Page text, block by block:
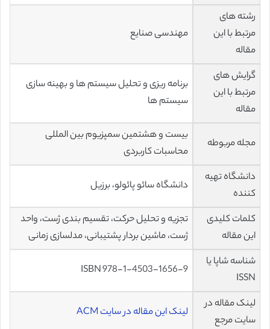
رشته های
مرتبط با این
مقاله
مهندسی صنایع
گرایش های
مرتبط با این
مقاله
برنامه ریزی و تحلیل سیستم ها و بهینه سازی
سیستم ها
مجله مربوطه
بیست و هشتمین سمپزیوم بین المللی
محاسبات کاربردی
دانشگاه تهیه
کننده
دانشگاه سائو پائولو، برزیل
کلمات کلیدی
این مقاله
تجزیه و تحلیل حرکت، تقسیم بندی ژست، واحد
ژست، ماشین بردار پشتیبانی، مدلسازی زمانی
شناسه شاپا یا
ISSN
ISBN 978-1-4503-1656-9
لینک مقاله در
سایت مرجع
لینک این مقاله در سایت ACM